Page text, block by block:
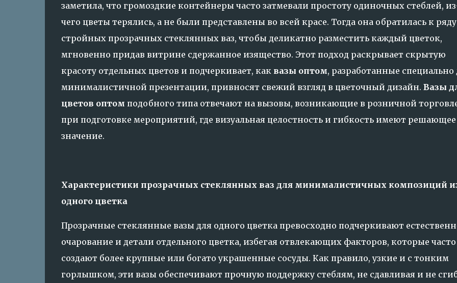
заметила, что громоздкие контейнеры часто затмевали простоту одиночных стеблей,
чего цветы терялись, а не были представлены во всей красе. Тогда она обратилась к ряду
стройных прозрачных стеклянных ваз, чтобы деликатно разместить каждый цветок,
мгновенно придав витрине сдержанное изящество. Этот подход раскрывает скрытую
красоту отдельных цветов и подчеркивает, как вазы оптом, разработанные специально
минималистичной презентации, привносят свежий взгляд в цветочный дизайн. Вазы
цветов оптом подобного типа отвечают на вызовы, возникающие в розничной
при подготовке мероприятий, где визуальная целостность и гибкость имеют решающее
значение.
Характеристики прозрачных стеклянных ваз для минималистичных композиций
одного цветка
Прозрачные стеклянные вазы для одного цветка превосходно подчеркивают
очарование и детали отдельного цветка, избегая отвлекающих факторов, которые часто
создают более крупные или богато украшенные сосуды. Как правило, узкие и с тонким
горлышком, эти вазы обеспечивают прочную поддержку стеблям, не сдавливая и не